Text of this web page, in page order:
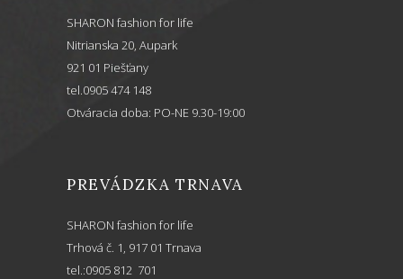
SHARON fashion for life
Nitrianska 20, Aupark
921 01 Piešťany
tel.0905 474 148
Otváracia doba: PO-NE 9.30-19:00
PREVÁDZKA TRNAVA
SHARON fashion for life
Trhová č. 1, 917 01 Trnava
tel.:0905 812 701